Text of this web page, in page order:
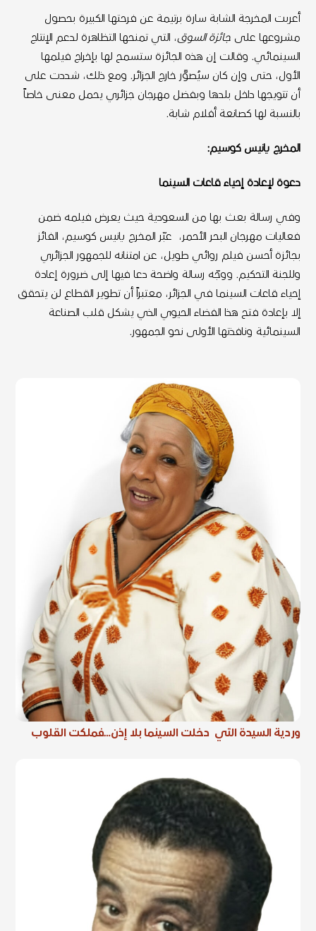
أعربت المخرجة الشابة سارة برتيمة عن فرحتها الكبيرة بحصول
مشروعها علىجائزة السوق، التي تمنحها التظاهرة لدعم الإنتاج
السينمائي. وقالت إن هذه الجائزة ستسمح لها بإخراج فيلمها
الأول، حتى وإن كان سيُصوَّر خارج الجزائر. ومع ذلك، شددت على
أن تتويجها داخل بلدها وبفضل مهرجان جزائري يحمل معنى خاصاً
بالنسبة لها كصانعة أفلام شابة.
المخرج يانيس كوسيم:
دعوة لإعادة إحياء قاعات السينما
وفي رسالة بعث بها من السعودية حيث يعرض فيلمه ضمن
فعاليات مهرجان البحر الأحمر، عبّر المخرج يانيس كوسيم، الفائز
بجائزة أحسن فيلم روائي طويل، عن امتنانه للجمهور الجزائري
وللجنة التحكيم. ووجّه رسالة واضحة دعا فيها إلى ضرورة إعادة
إحياء قاعات السينما في الجزائر، معتبراً أن تطوير القطاع لن يتحقق
إلا بإعادة فتح هذا الفضاء الحيوي الذي يشكل قلب الصناعة
السينمائية ونافذتها الأولى نحو الجمهور.
وردية السيدة التي دخلت السينما بلا إذن…فملكت القلوب